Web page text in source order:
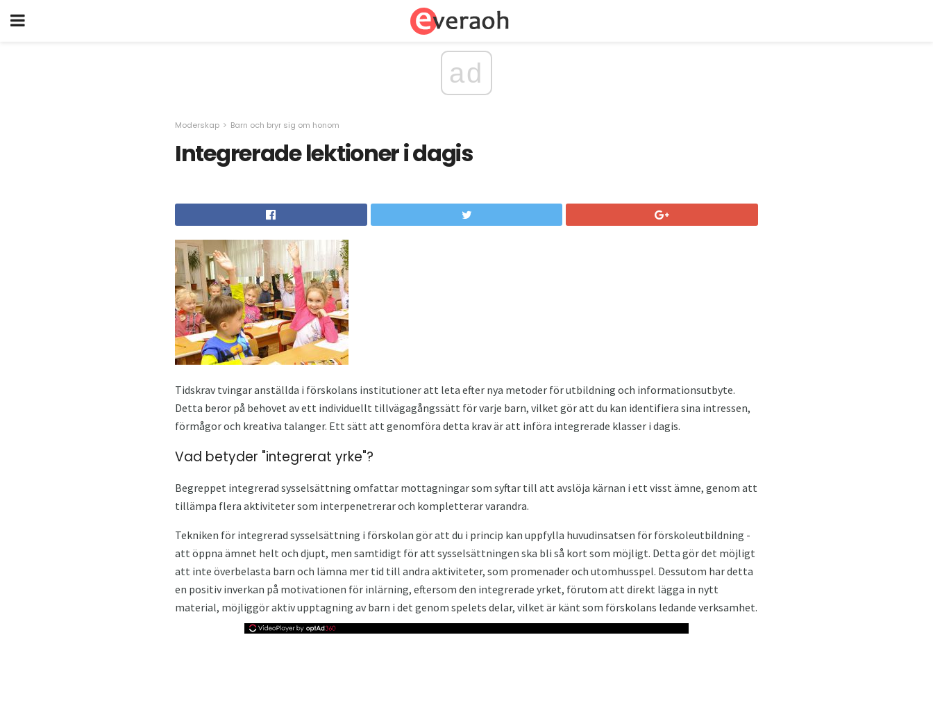
ad
Moderskap Barn och bryr sig om honom
Integrerade lektioner i dagis
Tidskrav tvingar anställda i förskolans institutioner att leta efter nya metoder för utbildning och informationsutbyte.
Detta beror på behovet av ett individuellt tillvägagångssätt för varje barn, vilket gör att du kan identifiera sina intressen,
förmågor och kreativa talanger. Ett sätt att genomföra detta krav är att införa integrerade klasser i dagis.
Vad betyder "integrerat yrke"?
Begreppet integrerad sysselsättning omfattar mottagningar som syftar till att avslöja kärnan i ett visst ämne, genom att
tillämpa flera aktiviteter som interpenetrerar och kompletterar varandra.
Tekniken för integrerad sysselsättning i förskolan gör att du i princip kan uppfylla huvudinsatsen för förskoleutbildning -
att öppna ämnet helt och djupt, men samtidigt för att sysselsättningen ska bli så kort som möjligt. Detta gör det möjligt
att inte överbelasta barn och lämna mer tid till andra aktiviteter, som promenader och utomhusspel. Dessutom har detta
en positiv inverkan på motivationen för inlärning, eftersom den integrerade yrket, förutom att direkt lägga in nytt
material, möjliggör aktiv upptagning av barn i det genom spelets delar, vilket är känt som förskolans ledande verksamhet.